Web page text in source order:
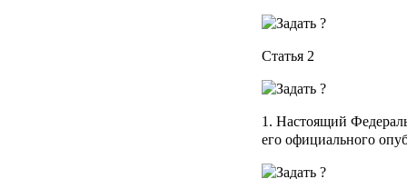
Статья 2
1. Настоящий
его официального